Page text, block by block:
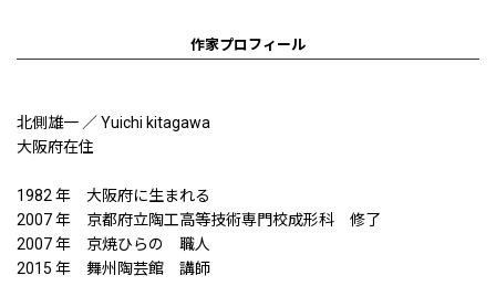
作家プロフィール
北側雄一 ／ Yuichi kitagawa
大阪府在住
1982 年 大阪府に生まれる
2007 年 京都府立陶工高等技術専門校成形科 修了
2007 年 京焼ひらの 職人
2015 年 舞州陶芸館 講師